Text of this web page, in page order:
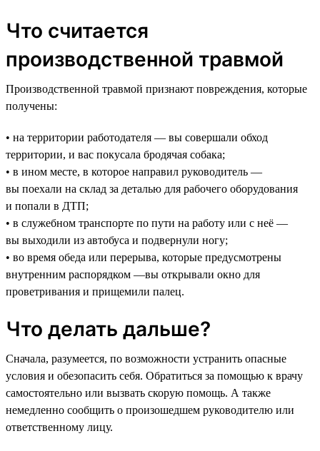
Что считается
производственной травмой
Производственной травмой признают повреждения, которые
получены:
• на территории работодателя — вы совершали обход
территории, и вас покусала бродячая собака;
• в ином месте, в которое направил руководитель —
вы поехали на склад за деталью для рабочего оборудования
и попали в ДТП;
• в служебном транспорте по пути на работу или с неё —
вы выходили из автобуса и подвернули ногу;
• во время обеда или перерыва, которые предусмотрены
внутренним распорядком —вы открывали окно для
проветривания и прищемили палец.
Что делать дальше?
Сначала, разумеется, по возможности устранить опасные
условия и обезопасить себя. Обратиться за помощью к врачу
самостоятельно или вызвать скорую помощь. А также
немедленно сообщить о произошедшем руководителю или
ответственному лицу.